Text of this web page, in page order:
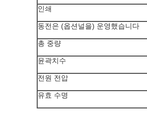
인쇄
동전은 (옵션널을) 운영했습니다
총 중량
윤곽치수
전원 전압
유효 수명